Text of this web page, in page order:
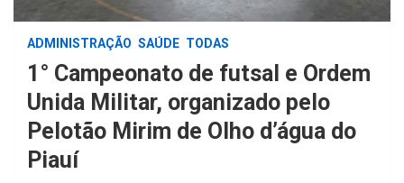
ADMINISTRAÇÃO SAÚDE TODAS
1° Campeonato de futsal e Ordem
Unida Militar, organizado pelo
Pelotão Mirim de Olho d’água do
Piauí